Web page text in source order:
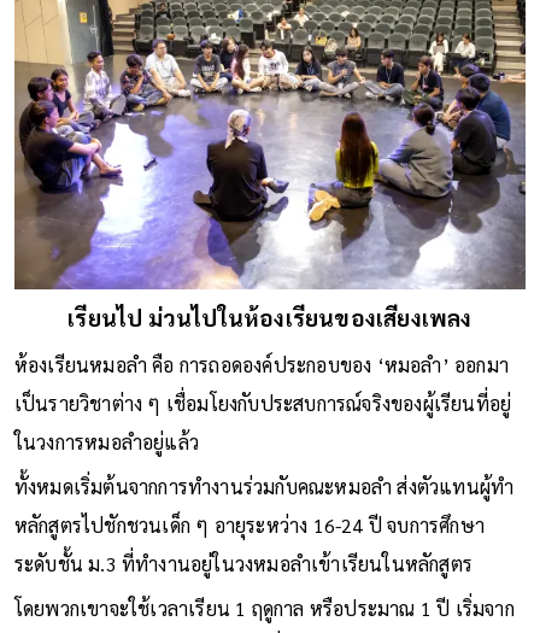
เรียนไป ม่วนไปในห้องเรียนของเสียงเพลง
ห้องเรียนหมอลำ คือ การถอดองค์ประกอบของ ‘หมอลำ’ ออกมา
เป็นรายวิชาต่าง ๆ เชื่อมโยงกับประสบการณ์จริงของผู้เรียนที่อยู่
ในวงการหมอลำอยู่แล้ว
ทั้งหมดเริ่มต้นจากการทำงานร่วมกับคณะหมอลำ ส่งตัวแทนผู้ทำ
หลักสูตรไปชักชวนเด็ก ๆ อายุระหว่าง 16-24 ปี จบการศึกษา
ระดับชั้น ม.3 ที่ทำงานอยู่ในวงหมอลำเข้าเรียนในหลักสูตร
โดยพวกเขาจะใช้เวลาเรียน 1 ฤดูกาล หรือประมาณ 1 ปี เริ่มจาก